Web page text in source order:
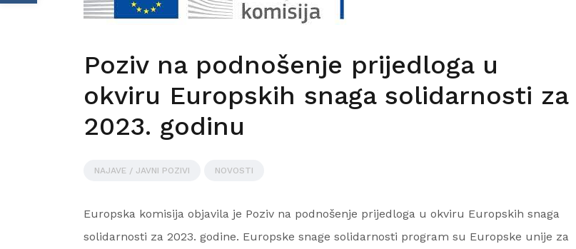
Poziv na podnošenje prijedloga u
okviru Europskih snaga solidarnosti za
2023. godinu
NAJAVE / JAVNI POZIVI NOVOSTI
Europska komisija objavila je Poziv na podnošenje prijedloga u okviru Europskih snaga
solidarnosti za 2023. godine. Europske snage solidarnosti program su Europske unije za